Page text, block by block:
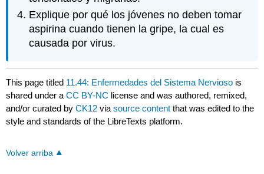
Explique por qué los jóvenes no deben tomar
aspirina cuando tienen la gripe, la cual es
causada por virus.
This page titled 11.44: Enfermedades del Sistema Nervioso is
shared under aCC BY-NC license and was authored, remixed,
and/or curated byCK12 viasource content that was edited to the
style and standards of the LibreTexts platform.
Volver arriba